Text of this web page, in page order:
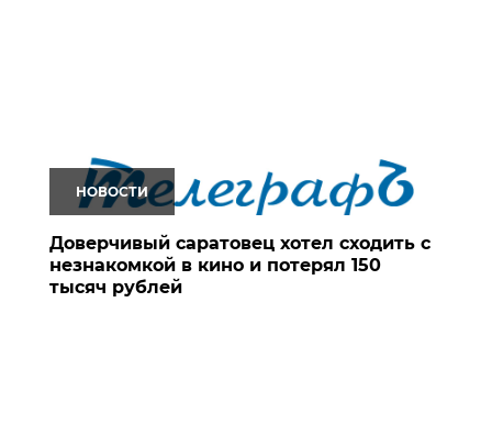
НОВОСТИ
Доверчивый саратовец хотел сходить с
незнакомкой в кино и потерял 150
тысяч рублей